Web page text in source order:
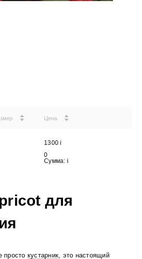
Цена
1300i
0
Сумма: i
для
просто кустарник, это настоящий